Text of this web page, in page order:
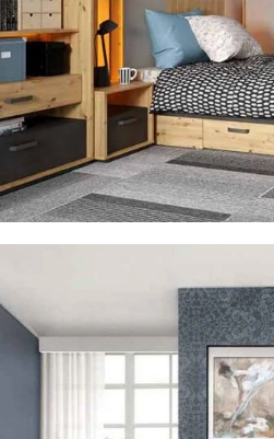
Pokój dziecka
zobacz meble do pokou